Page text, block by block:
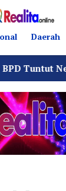
Daerah